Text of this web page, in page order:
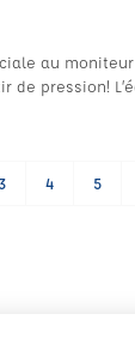
au
de pression!
3 4 5